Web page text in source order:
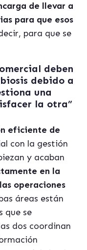
de llevar a
para que esos
para que se
deben
debido a
una
la otra”
eficiente de
con la gestión
y acaban
en la
operaciones
áreas están
que se
dos coordinan